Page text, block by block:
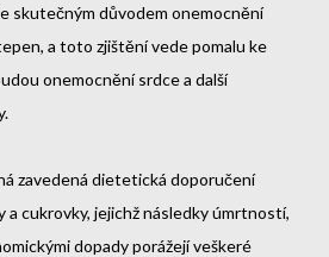
skutečným důvodem onemocnění
a toto zjištění vede pomalu ke
onemocnění srdce a další
zavedená dietetická doporučení
a cukrovky, jejichž následky úmrtností,
dopady porážejí veškeré